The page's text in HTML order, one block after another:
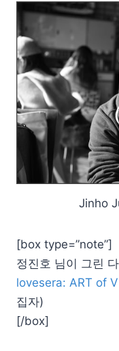
Jinho
[box type=”note”]
정진호 님이 그린
lovesera: ART of
집자)
[/box]